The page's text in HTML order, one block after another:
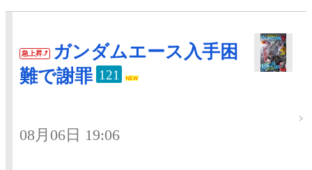
急上昇
ガンダムエース入手困
難で謝罪 121
08月06日 19:06